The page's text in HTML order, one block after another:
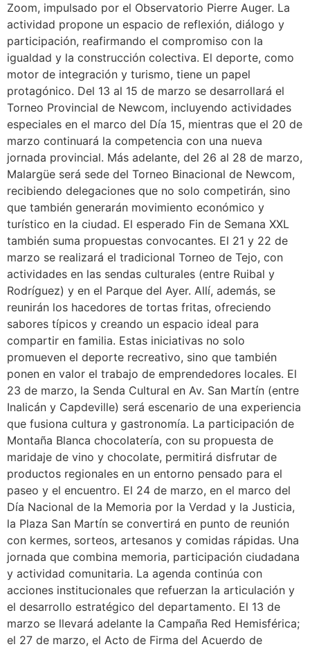
Zoom, impulsado por el Observatorio Pierre Auger. La
actividad propone un espacio de reflexión, diálogo y
participación, reafirmando el compromiso con la
igualdad y la construcción colectiva. El deporte, como
motor de integración y turismo, tiene un papel
protagónico. Del 13 al 15 de marzo se desarrollará el
Torneo Provincial de Newcom, incluyendo actividades
especiales en el marco del Día 15, mientras que el 20 de
marzo continuará la competencia con una nueva
jornada provincial. Más adelante, del 26 al 28 de marzo,
Malargüe será sede del Torneo Binacional de Newcom,
recibiendo delegaciones que no solo competirán, sino
que también generarán movimiento económico y
turístico en la ciudad. El esperado Fin de Semana XXL
también suma propuestas convocantes. El 21 y 22 de
marzo se realizará el tradicional Torneo de Tejo, con
actividades en las sendas culturales (entre Ruibal y
Rodríguez) y en el Parque del Ayer. Allí, además, se
reunirán los hacedores de tortas fritas, ofreciendo
sabores típicos y creando un espacio ideal para
compartir en familia. Estas iniciativas no solo
promueven el deporte recreativo, sino que también
ponen en valor el trabajo de emprendedores locales. El
23 de marzo, la Senda Cultural en Av. San Martín (entre
Inalicán y Capdeville) será escenario de una experiencia
que fusiona cultura y gastronomía. La participación de
Montaña Blanca chocolatería, con su propuesta de
maridaje de vino y chocolate, permitirá disfrutar de
productos regionales en un entorno pensado para el
paseo y el encuentro. El 24 de marzo, en el marco del
Día Nacional de la Memoria por la Verdad y la Justicia,
la Plaza San Martín se convertirá en punto de reunión
con kermes, sorteos, artesanos y comidas rápidas. Una
jornada que combina memoria, participación ciudadana
y actividad comunitaria. La agenda continúa con
acciones institucionales que refuerzan la articulación y
el desarrollo estratégico del departamento. El 13 de
marzo se llevará adelante la Campaña Red Hemisférica;
el 27 de marzo, el Acto de Firma del Acuerdo de